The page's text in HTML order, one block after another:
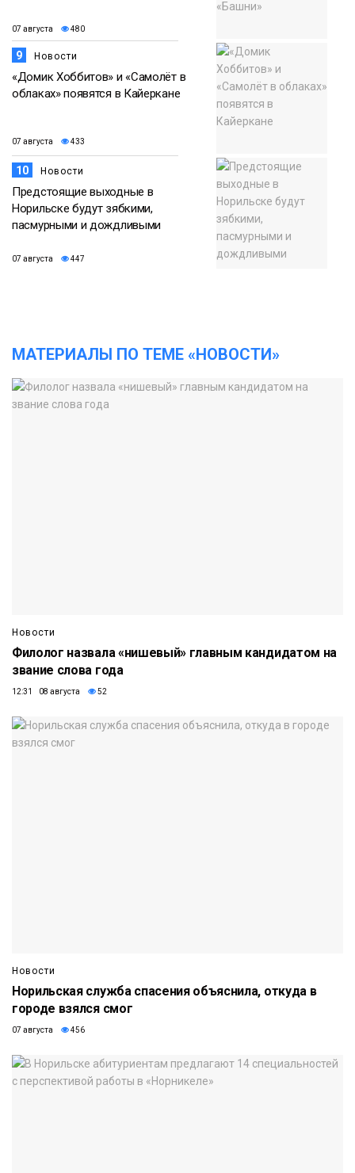
07 августа 480
9 Новости
«Домик Хоббитов» и «Самолёт в
облаках» появятся в Кайеркане
07 августа 433
10 Новости
Предстоящие выходные в
Норильске будут зябкими,
пасмурными и дождливыми
07 августа 447
МАТЕРИАЛЫ ПО ТЕМЕ «НОВОСТИ»
Новости
Филолог назвала «нишевый» главным кандидатом на
звание слова года
12:31 08 августа 52
Новости
Норильская служба спасения объяснила, откуда в
городе взялся смог
07 августа 456